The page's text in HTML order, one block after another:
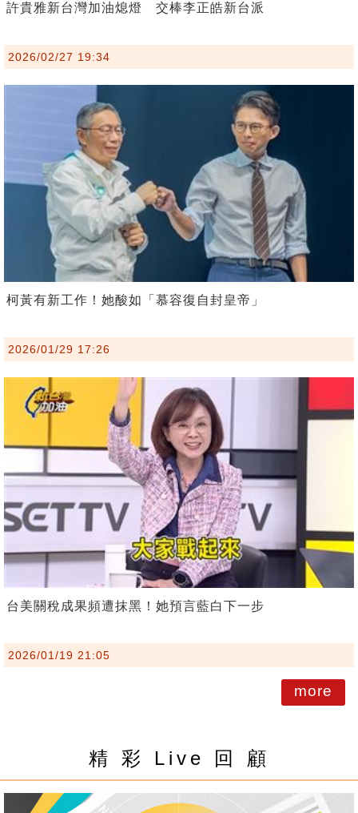
許貴雅新台灣加油熄燈 交棒李正皓新台派
2026/02/27 19:34
柯黃有新工作！她酸如「慕容復自封皇帝」
2026/01/29 17:26
台美關稅成果頻遭抹黑！她預言藍白下一步
2026/01/19 21:05
more
精 彩 Live 回 顧